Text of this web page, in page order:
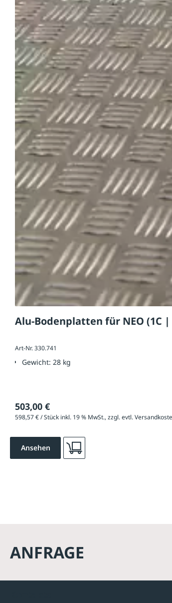
Alu-Bodenplatten für NEO (1C |
Art-Nr. 330.741
Gewicht: 28 kg
503,00 €
598,57 € / Stück inkl. 19 % MwSt., zzgl. evtl.
Ansehen
ANFRAGE